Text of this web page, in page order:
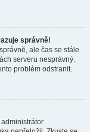
správně!
ale čas se stále
serveru nesprávný.
problém odstranit.